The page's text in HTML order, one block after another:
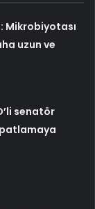
Mikrobiyotası
uzun ve
senatör